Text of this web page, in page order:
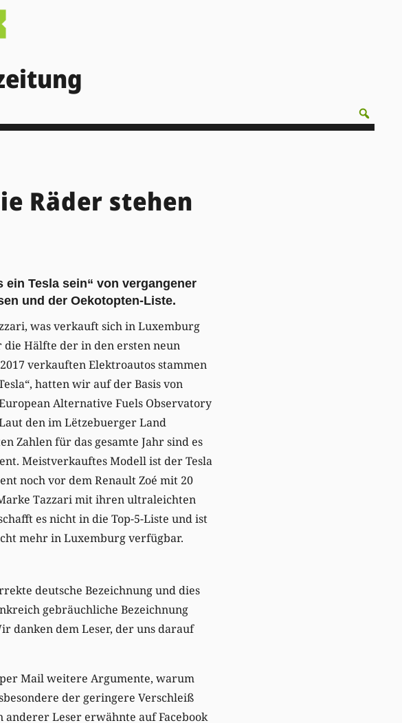
Räder stehen
ein Tesla sein“ von vergangener
und der Oekotopten-Liste.
was verkauft sich in Luxemburg
die Hälfte der in den ersten neun
verkauften Elektroautos stammen
hatten wir auf der Basis von
Alternative Fuels Observatory
den im Lëtzebuerger Land
Zahlen für das gesamte Jahr sind es
Meistverkauftes Modell ist der Tesla
noch vor dem Renault Zoé mit 20
Tazzari mit ihren ultraleichten
es nicht in die Top-5-Liste und ist
mehr in Luxemburg verfügbar.
deutsche Bezeichnung und dies
gebräuchliche Bezeichnung
danken dem Leser, der uns darauf
Mail weitere Argumente, warum
der geringere Verschleiß
Leser erwähnte auf Facebook